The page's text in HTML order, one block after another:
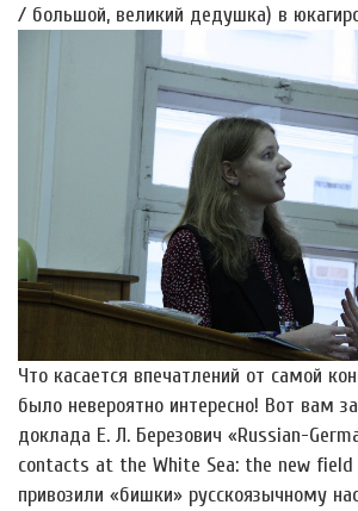
/ большой, великий дедушка) в
Что касается впечатлений от самой
было невероятно интересно! Вот вам
доклада Е. Л. Березович «Russian-
contacts at the White Sea: the new
привозили «бишки» русскоязычному